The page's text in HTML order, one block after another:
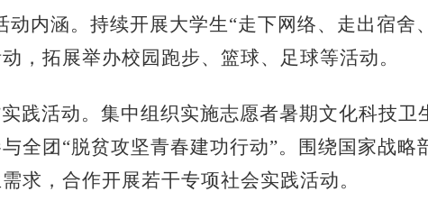
动内涵。持续开展大学生“走下网络、走出宿舍
，拓展举办校园跑步、篮球、足球等活动。
践活动。集中组织实施志愿者暑期文化科技卫
全团“脱贫攻坚青春建功行动”。围绕国家战略
求，合作开展若干专项社会实践活动。